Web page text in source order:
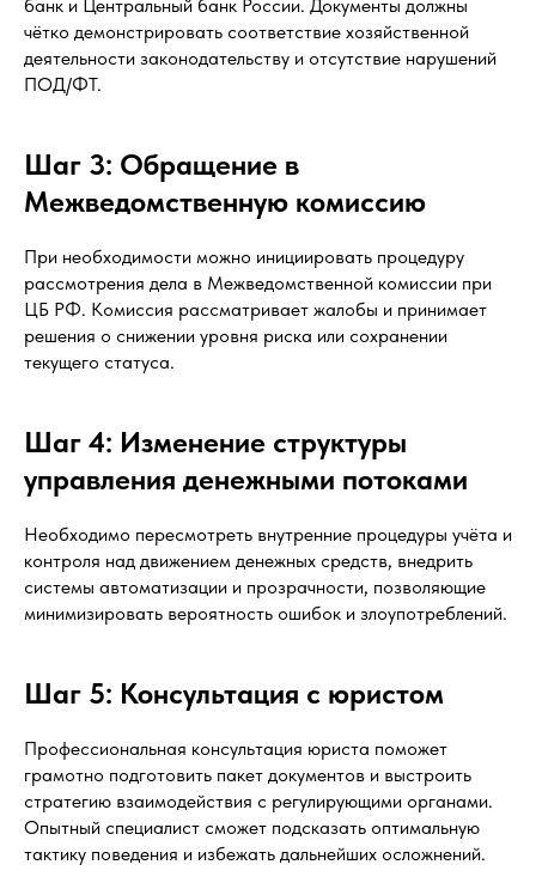
банк и Центральный банк России. Документы должны
чётко демонстрировать соответствие хозяйственной
деятельности законодательству и отсутствие нарушений
ПОД/ФТ.
Шаг 3: Обращение в
Межведомственную комиссию
При необходимости можно инициировать процедуру
рассмотрения дела в Межведомственной комиссии при
ЦБ РФ. Комиссия рассматривает жалобы и принимает
решения о снижении уровня риска или сохранении
текущего статуса.
Шаг 4: Изменение структуры
управления денежными потоками
Необходимо пересмотреть внутренние процедуры учёта и
контроля над движением денежных средств, внедрить
системы автоматизации и прозрачности, позволяющие
минимизировать вероятность ошибок и злоупотреблений.
Шаг 5: Консультация с юристом
Профессиональная консультация юриста поможет
грамотно подготовить пакет документов и выстроить
стратегию взаимодействия с регулирующими органами.
Опытный специалист сможет подсказать оптимальную
тактику поведения и избежать дальнейших осложнений.